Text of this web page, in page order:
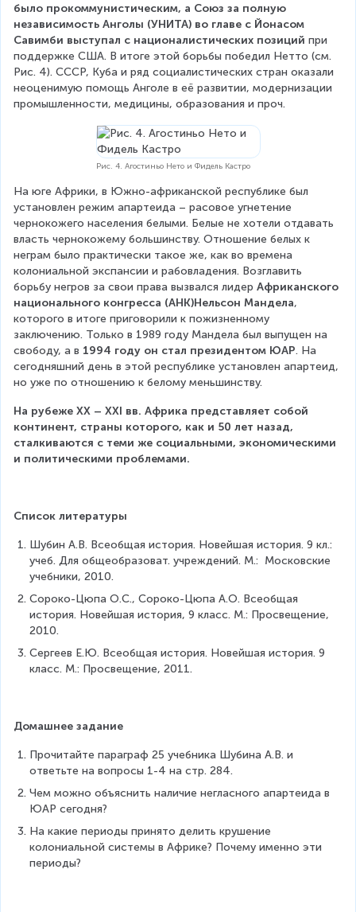
было прокоммунистическим, а Союз за полную
независимость Анголы (УНИТА) во главе с Йонасом
Савимби выступал с националистических позиций при
поддержке США. В итоге этой борьбы победил Нетто (см.
Рис. 4). СССР, Куба и ряд социалистических стран оказали
неоценимую помощь Анголе в её развитии, модернизации
промышленности, медицины, образования и проч.
Рис. 4. Агостиньо Нето и Фидель Кастро
На юге Африки, в Южно-африканской республике был
установлен режим апартеида – расовое угнетение
чернокожего населения белыми. Белые не хотели отдавать
власть чернокожему большинству. Отношение белых к
неграм было практически такое же, как во времена
колониальной экспансии и рабовладения. Возглавить
борьбу негров за свои права вызвался лидер Африканского
национального конгресса (АНК)Нельсон Мандела,
которого в итоге приговорили к пожизненному
заключению. Только в 1989 году Мандела был выпущен на
свободу, а в 1994 году он стал президентом ЮАР. На
сегодняшний день в этой республике установлен апартеид,
но уже по отношению к белому меньшинству.
На рубеже ХХ – XXI вв. Африка представляет собой
континент, страны которого, как и 50 лет назад,
сталкиваются с теми же социальными, экономическими
и политическими проблемами.
Список литературы
Шубин А.В. Всеобщая история. Новейшая история. 9 кл.:
учеб. Для общеобразоват. учреждений. М.:  Московские
учебники, 2010.
Сороко-Цюпа О.С., Сороко-Цюпа А.О. Всеобщая
история. Новейшая история, 9 класс. М.: Просвещение,
2010.
Сергеев Е.Ю. Всеобщая история. Новейшая история. 9
класс. М.: Просвещение, 2011.
Домашнее задание
Прочитайте параграф 25 учебника Шубина А.В. и
ответьте на вопросы 1-4 на стр. 284.
Чем можно объяснить наличие негласного апартеида в
ЮАР сегодня?
На какие периоды принято делить крушение
колониальной системы в Африке? Почему именно эти
периоды?